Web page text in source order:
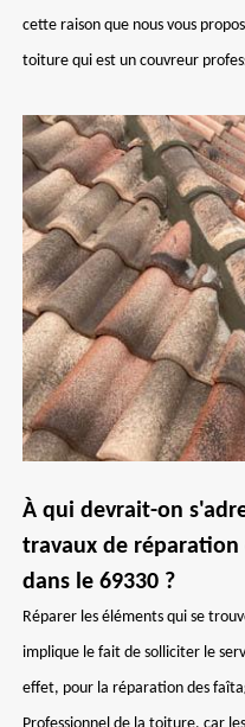
cette raison que nous vous
toiture qui est un couvreur
À qui devrait-on
travaux de réparation
dans le 69330 ?
Réparer les éléments qui se
implique le fait de solliciter le
effet, pour la réparation des